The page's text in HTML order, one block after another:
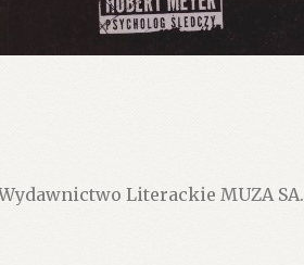
Literackie MUZA SA.